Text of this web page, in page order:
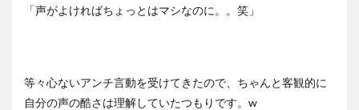
「声がよければちょっとはマシなのに。。笑」
等々心ないアンチ言動を受けてきたので、ちゃんと客観的に
自分の声の酷さは理解していたつもりです。w